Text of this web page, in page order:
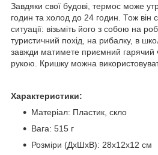
Завдяки свої будові, термос може
годин та холод до 24 годин. Тож він
ситуації: візьміть його з собою на
туристичний похід, на рибалку, в
завжди матимете приємний гарячий
рукою. Кришку можна
Характеристики:
Матеріал: Пластик, скло
Вага: 515 г
Розміри (ДхШхВ): 28x12x12 см